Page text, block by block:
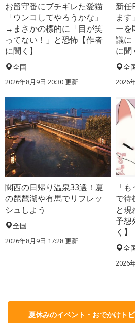
お留守番にブチギレた愛猫
「ウンコしてやろうかな」
→まさかの標的に「目が笑
ってない！」と恐怖【作者
に聞く】
全国
2026年8月9日 20:30更新
新任
ま
ーを
議に
に聞
全
2026
関西の日帰り温泉33選！夏
の琵琶湖や有馬でリフレッ
シュしよう
全国
2026年8月9日 17:28更新
「
で待
と現
予想
く】
全
2026
夏休みのイベント・おでかけト